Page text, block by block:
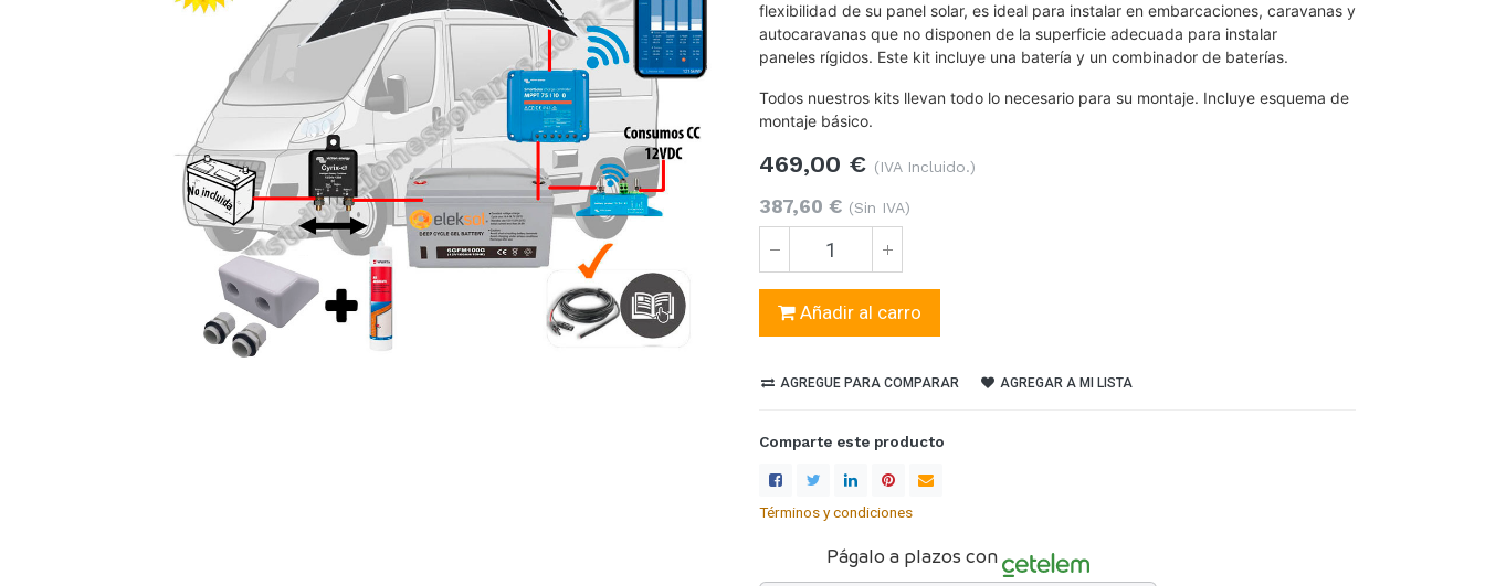
flexibilidad de su panel solar, es ideal para instalar en embarcaciones, caravanas y
autocaravanas que no disponen de la superficie adecuada para instalar
paneles rígidos. Este kit incluye una batería y un combinador de baterías.
Todos nuestros kits llevan todo lo necesario para su montaje. Incluye esquema de
montaje básico.
469,00 € (IVA Incluido.)
387,60 € (Sin IVA)
Añadir al carro
AGREGUE PARA COMPARAR AGREGAR A MI LISTA
Comparte este producto
Términos y condiciones
Págalo a plazos con